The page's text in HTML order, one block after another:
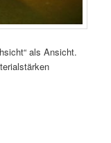
als Ansicht.